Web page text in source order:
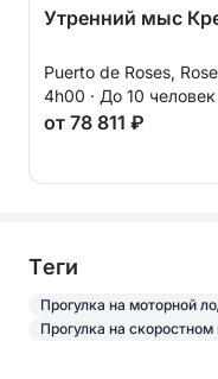
Утренний мыс
Puerto de Roses,
4h00 · До 10 человек
от 78 811 ₽
Tеги
Прогулка на моторной
Прогулка на скоростном